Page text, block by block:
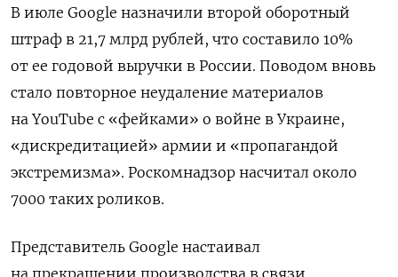
В июле Google назначили второй оборотный
штраф в 21,7 млрд рублей, что составило 10%
от ее годовой выручки в России. Поводом вновь
стало повторное неудаление материалов
на YouTube с «фейками» о войне в Украине,
«дискредитацией» армии и «пропагандой
экстремизма». Роскомнадзор насчитал около
7000 таких роликов.
Представитель Google настаивал
на прекращении производства в связи